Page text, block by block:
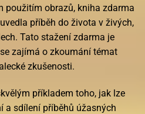
použitím obrazů, kniha zdarma
příběh do života v živých,
Tato stažení zdarma​ je
zajímá o zkoumání témat
zkušenosti.
příkladem toho, jak lze
a sdílení příběhů úžasných